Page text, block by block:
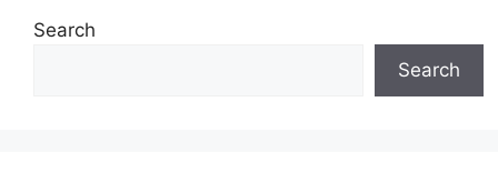
Search
Search